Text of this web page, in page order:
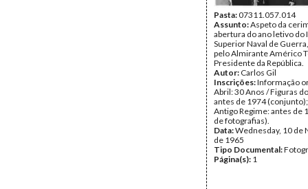
Pasta:07311.057.014
Assunto:Aspeto da
abertura do ano letivo do
Superior Naval de
pelo Almirante Américo
Presidente da República.
Autor: Carlos Gil
Inscrições:Informação
Abril: 30 Anos / Figuras
antes de 1974
Antigo Regime: antes de
de fotografias).
Data:Wednesday, 10 de
de 1965
Tipo Documental:
Página(s): 1